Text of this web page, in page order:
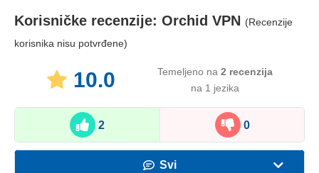
Korisničke recenzije: Orchid VPN (Recenzije
korisnika nisu potvrđene)
10.0 Temeljeno na2 recenzija
na 1 jezika
2 0
Svi